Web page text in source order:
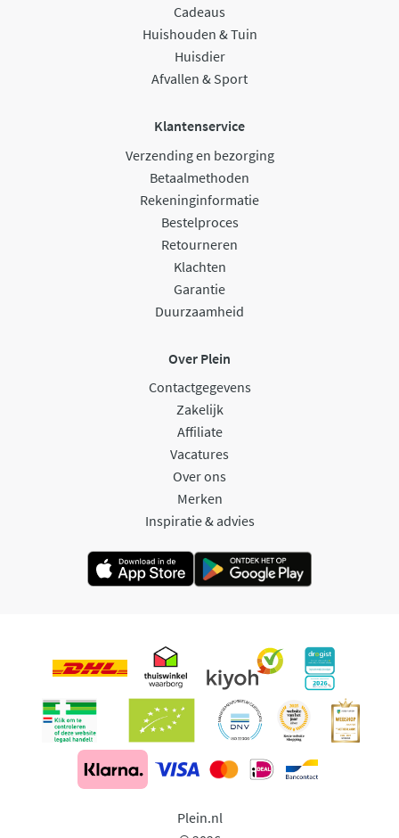
Cadeaus
Huishouden & Tuin
Huisdier
Afvallen & Sport
Klantenservice
Verzending en bezorging
Betaalmethoden
Rekeninginformatie
Bestelproces
Retourneren
Klachten
Garantie
Duurzaamheid
Over Plein
Contactgegevens
Zakelijk
Affiliate
Vacatures
Over ons
Merken
Inspiratie & advies
Plein.nl